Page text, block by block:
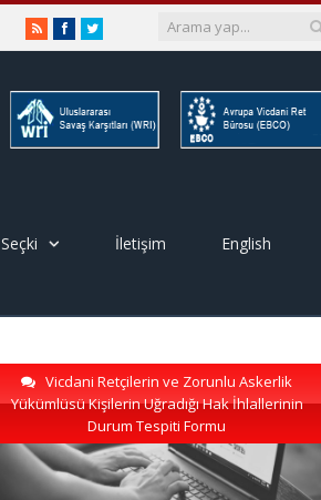
RSSFacebookTwitter
Seçki İletişim English
Vicdani Retçilerin ve Zorunlu Askerlik
Yükümlüsü Kişilerin Uğradığı Hak İhlallerinin
Durum Tespiti Formu